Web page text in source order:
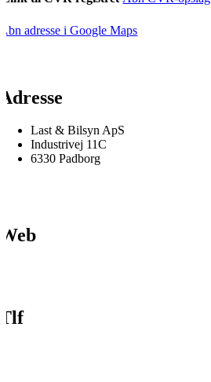
Åbn adresse i Google Maps
Adresse
Last & Bilsyn ApS
Industrivej 11C
6330 Padborg
Web
Tlf